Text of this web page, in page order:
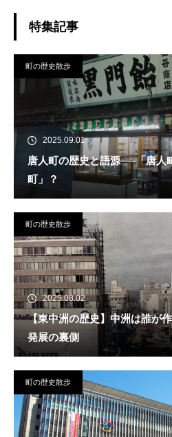
特集記事
町の歴史散歩
2025.09.01
唐人町の歴史と語源──「唐人
町」？
町の歴史散歩
2025.08.02
【東中洲の歴史】中洲は誰が
発展の裏側
町の歴史散歩